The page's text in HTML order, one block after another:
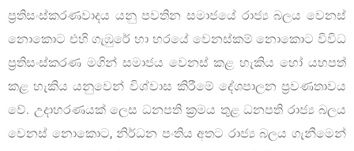
ප්‍රතිසංස්කරණවාදය යනු පවතින සමාජයේ රාජ්‍ය බලය වෙනස්
නොකොට එහි ගැඹුරේ හා හරයේ වෙනස්කම් නොකොට විවිධ
ප්‍රතිසංස්කරණ මගින් සමාජය වෙනස් කළ හැකිය හෝ යහපත්
කළ හැකිය යනුවෙන් විශ්වාස කිරීමේ දේශපාලන ප්‍රවණතාවය
වේ. උදාහරණයක් ලෙස ධනපති ක්‍රමය තුළ ධනපති රාජ්‍ය බලය
වෙනස් නොකොට, නිර්ධන පංතිය අතට රාජ්‍ය බලය ගැනීමෙන්